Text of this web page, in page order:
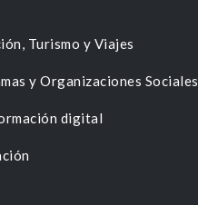
Turismo y Viajes
y Organizaciones Sociales
digital